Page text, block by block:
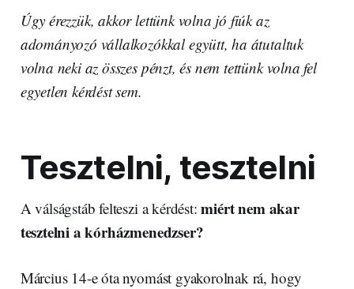
Úgy érezzük, akkor lettünk volna jó fiúk az
adományozó vállalkozókkal együtt, ha átutaltuk
volna neki az összes pénzt, és nem tettünk volna fel
egyetlen kérdést sem.
Tesztelni, tesztelni
A válságstáb felteszi a kérdést:miért nem akar
tesztelni a kórházmenedzser?
Március 14-e óta nyomást gyakorolnak rá, hogy